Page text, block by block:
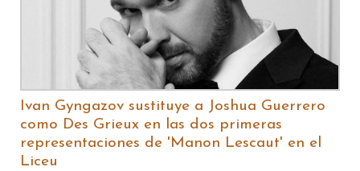
Ivan Gyngazov sustituye a Joshua Guerrero
como Des Grieux en las dos primeras
representaciones de 'Manon Lescaut' en el
Liceu